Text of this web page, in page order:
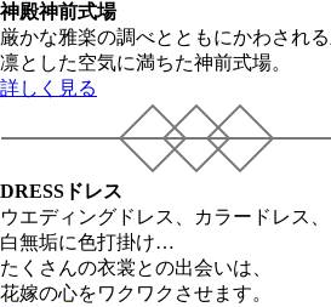
神殿神前式場
厳かな雅楽の調べとともにかわされる
凛とした空気に満ちた神前式場。
詳しく見る
DRESS ドレス
ウエディングドレス、カラードレス、
白無垢に色打掛け…
たくさんの衣裳との出会いは、
花嫁の心をワクワクさせます。